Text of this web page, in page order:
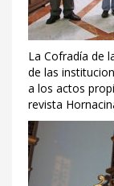
La Cofradía de
de las
a los actos
revista